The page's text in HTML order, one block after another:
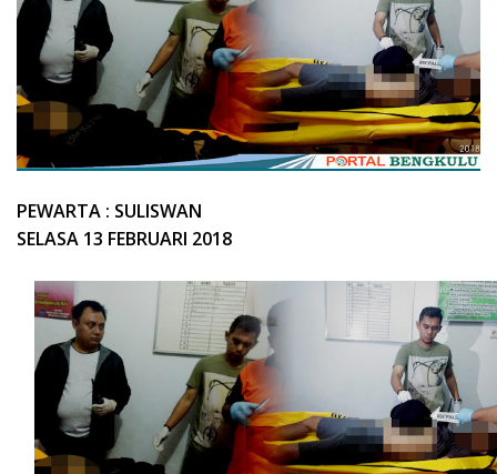
PEWARTA : SULISWAN
SELASA 13 FEBRUARI 2018